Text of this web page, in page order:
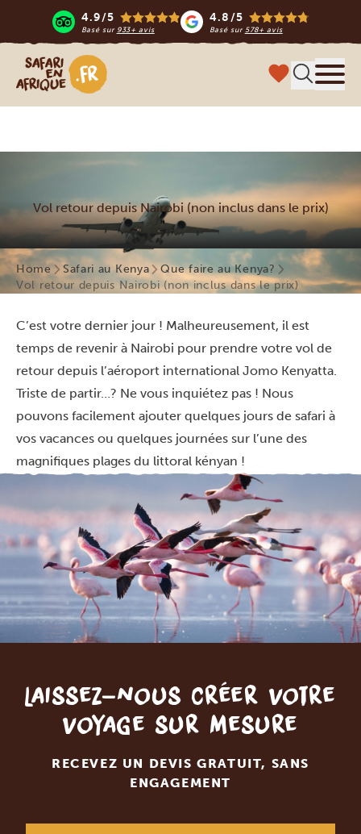
4.9/5
Basé sur 933+ avis
4.8/5
Basé sur 578+ avis
Safari en Afrique
Vol retour depuis Nairobi (non inclus dans le prix)
Home Safari au Kenya
Que faire au Kenya?
Vol retour depuis Nairobi (non inclus dans le prix)
C’est votre dernier jour ! Malheureusement, il est
temps de revenir à Nairobi pour prendre votre vol de
retour depuis l’aéroport international Jomo Kenyatta.
Triste de partir…? Ne vous inquiétez pas ! Nous
pouvons facilement ajouter quelques jours de safari à
vos vacances ou quelques journées sur l’une des
magnifiques plages du littoral kényan !
Laissez-nous créer votre
voyage sur mesure
RECEVEZ UN DEVIS GRATUIT, SANS
ENGAGEMENT